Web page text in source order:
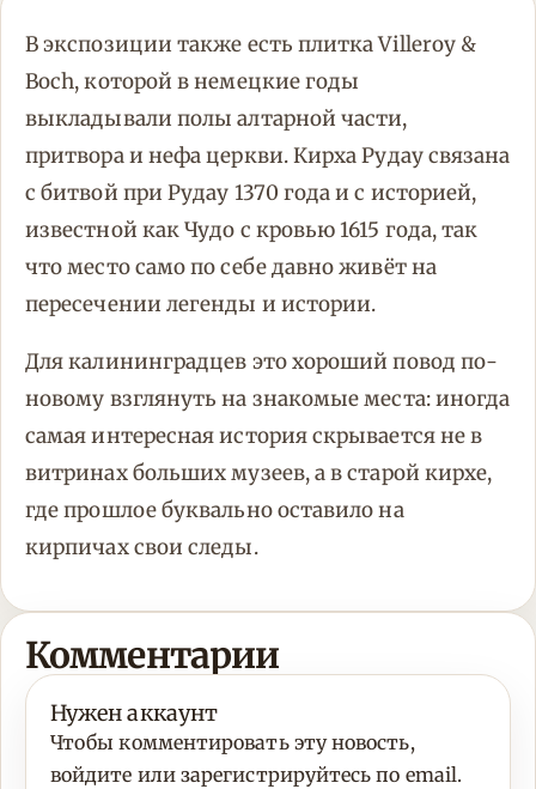
В экспозиции также есть плитка Villeroy &
Boch, которой в немецкие годы
выкладывали полы алтарной части,
притвора и нефа церкви. Кирха Рудау связана
с битвой при Рудау 1370 года и с историей,
известной как Чудо с кровью 1615 года, так
что место само по себе давно живёт на
пересечении легенды и истории.
Для калининградцев это хороший повод по-
новому взглянуть на знакомые места: иногда
самая интересная история скрывается не в
витринах больших музеев, а в старой кирхе,
где прошлое буквально оставило на
кирпичах свои следы.
Комментарии
Нужен аккаунт
Чтобы комментировать эту новость,
войдите или зарегистрируйтесь по email.